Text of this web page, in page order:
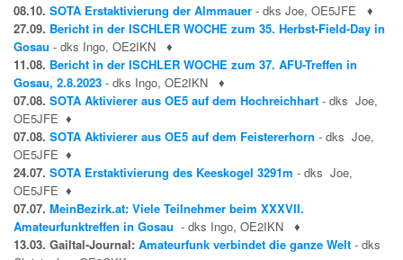
08.10. SOTA Erstaktivierung der Almmauer - dks Joe, OE5JFE
♦
27.09. Bericht in der ISCHLER WOCHE zum 35. Herbst-Field-Day in
Gosau - dks Ingo, OE2IKN
♦
11.08. Bericht in der ISCHLER WOCHE zum 37. AFU-Treffen in
Gosau, 2.8.2023 - dks Ingo, OE2IKN
♦
07.08. SOTA Aktivierer aus OE5 auf dem Hochreichhart - dks Joe,
OE5JFE ♦
07.08. SOTA Aktivierer aus OE5 auf dem Feistererhorn - dks Joe,
OE5JFE ♦
24.07. SOTA Erstaktivierung des Keeskogel 3291m - dks Joe,
OE5JFE ♦
07.07. MeinBezirk.at: Viele Teilnehmer beim XXXVII.
Amateurfunktreffen in Gosau - dks Ingo, OE2IKN
♦
13.03. Gailtal-Journal: Amateurfunk verbindet die ganze Welt - dks